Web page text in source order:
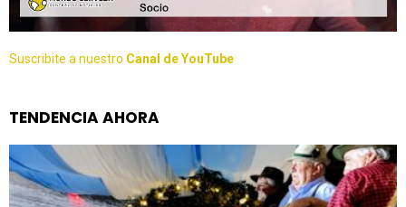
Suscribite a nuestro Canal de YouTube
TENDENCIA AHORA